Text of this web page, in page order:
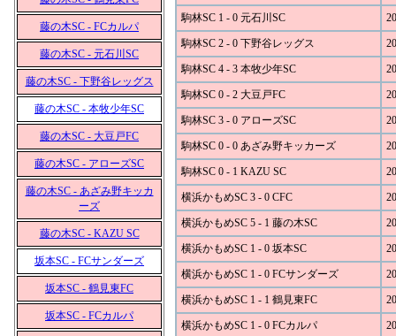
藤の木SC - FCカルパ
藤の木SC - 元石川SC
藤の木SC - 下野谷レッグス
藤の木SC - 本牧少年SC
藤の木SC - 大豆戸FC
藤の木SC - アローズSC
藤の木SC - あざみ野キッカ
ーズ
藤の木SC - KAZU SC
坂本SC - FCサンダーズ
坂本SC - 鶴見東FC
坂本SC - FCカルパ
駒林SC 1 - 0 元石川SC
駒林SC 2 - 0 下野谷レッグス
駒林SC 4 - 3 本牧少年SC
駒林SC 0 - 2 大豆戸FC
駒林SC 3 - 0 アローズSC
駒林SC 0 - 0 あざみ野キッカーズ
駒林SC 0 - 1 KAZU SC
横浜かもめSC 3 - 0 CFC
横浜かもめSC 5 - 1 藤の木SC
横浜かもめSC 1 - 0 坂本SC
横浜かもめSC 1 - 0 FCサンダーズ
横浜かもめSC 1 - 1 鶴見東FC
横浜かもめSC 1 - 0 FCカルパ